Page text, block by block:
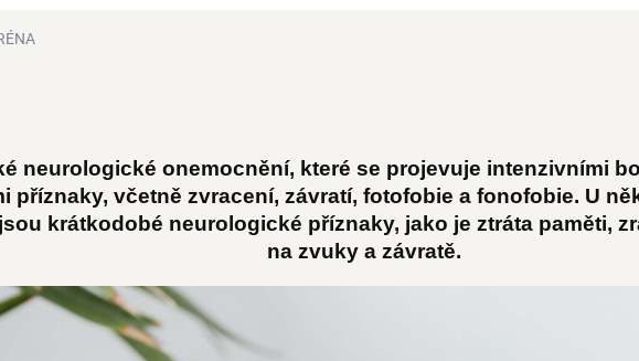
neurologické onemocnění, které se projevuje intenzivními
příznaky, včetně zvracení, závratí, fotofobie a fonofobie. U
krátkodobé neurologické příznaky, jako je ztráta paměti,
na zvuky a závratě.